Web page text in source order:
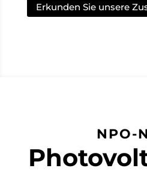
Erkunden Sie unsere
NPO-